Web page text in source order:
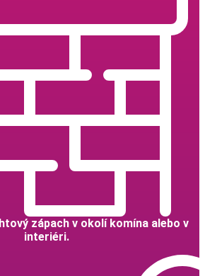
zápach v okolí komína alebo v
interiéri.